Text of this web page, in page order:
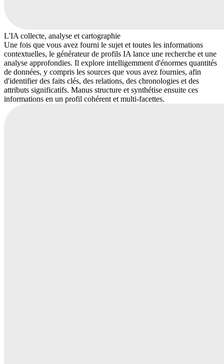
L'IA collecte, analyse et cartographie
Une fois que vous avez fourni le sujet et toutes les informations
contextuelles, le générateur de profils IA lance une recherche et une
analyse approfondies. Il explore intelligemment d'énormes quantités
de données, y compris les sources que vous avez fournies, afin
d'identifier des faits clés, des relations, des chronologies et des
attributs significatifs. Manus structure et synthétise ensuite ces
informations en un profil cohérent et multi-facettes.